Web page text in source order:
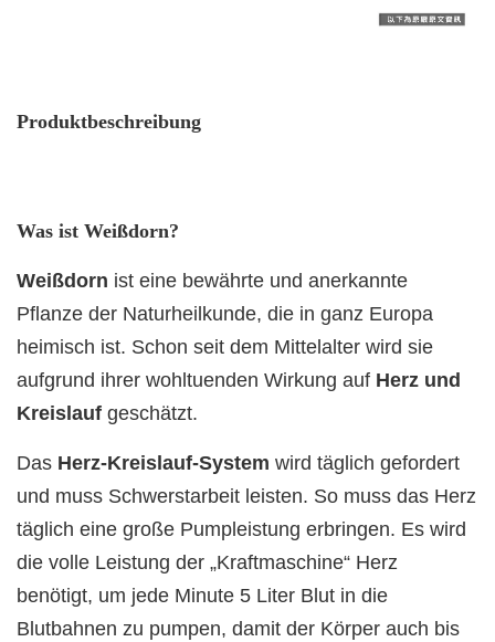
Produktbeschreibung
Was ist Weißdorn?
Weißdorn ist eine bewährte und anerkannte
Pflanze der Naturheilkunde, die in ganz Europa
heimisch ist. Schon seit dem Mittelalter wird sie
aufgrund ihrer wohltuenden Wirkung auf Herz und
Kreislauf geschätzt.
Das Herz-Kreislauf-System wird täglich gefordert
und muss Schwerstarbeit leisten. So muss das Herz
täglich eine große Pumpleistung erbringen. Es wird
die volle Leistung der „Kraftmaschine“ Herz
benötigt, um jede Minute 5 Liter Blut in die
Blutbahnen zu pumpen, damit der Körper auch bis